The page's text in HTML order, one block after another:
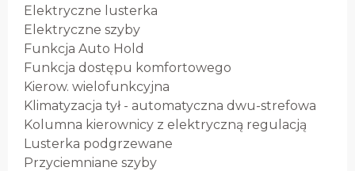
Elektryczne lusterka
Elektryczne szyby
Funkcja Auto Hold
Funkcja dostępu komfortowego
Kierow. wielofunkcyjna
Klimatyzacja tył - automatyczna dwu-strefowa
Kolumna kierownicy z elektryczną regulacją
Lusterka podgrzewane
Przyciemniane szyby